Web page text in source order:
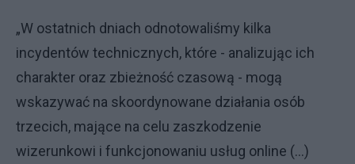
„W ostatnich dniach odnotowaliśmy kilka
incydentów technicznych, które - analizując ich
charakter oraz zbieżność czasową - mogą
wskazywać na skoordynowane działania osób
trzecich, mające na celu zaszkodzenie
wizerunkowi i funkcjonowaniu usług online (...)